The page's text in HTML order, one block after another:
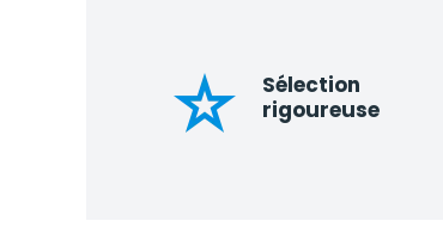
Sélection
rigoureuse